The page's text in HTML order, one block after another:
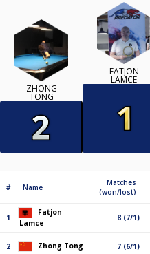
ZHONG
TONG
FATJON
LAMCE
# Name
Matches
(won/lost)
1
Fatjon
Lamce
8 (7/1)
2 Zhong Tong 7 (6/1)